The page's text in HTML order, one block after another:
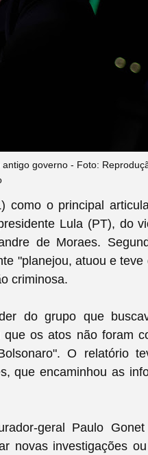
governo - Foto:
como o principal
Lula (PT), do
de Moraes.
"planejou, atuou e teve
criminosa.
do grupo que
os atos não foram
O relatório
que encaminhou as
geral Paulo
novas investigações